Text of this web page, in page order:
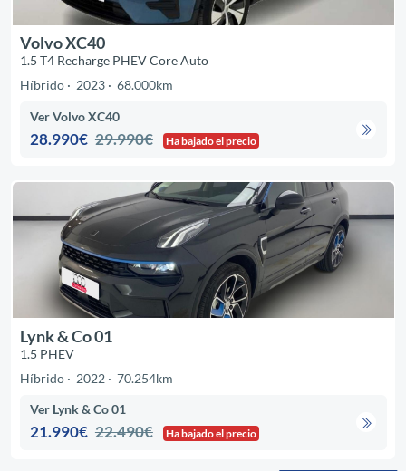
Volvo XC40
1.5 T4 Recharge PHEV Core Auto
Híbrido
2023 68.000km
Ver Volvo XC40
28.990€ 29.990€ Ha bajado el precio
Lynk & Co 01
1.5 PHEV
Híbrido
2022 70.254km
Ver Lynk & Co 01
21.990€ 22.490€ Ha bajado el precio